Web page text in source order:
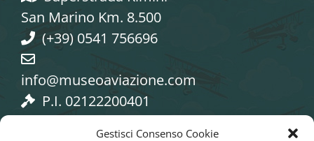
Gestisci Consenso Cookie
San Marino Km. 8.500
(+39) 0541 756696
info@museoaviazione.com
P.I. 02122200401